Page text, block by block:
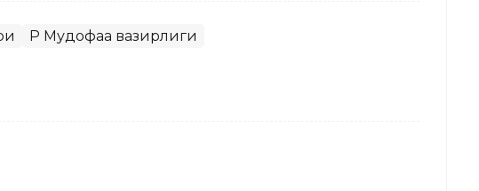
ҚР Мудофаа вазирлиги